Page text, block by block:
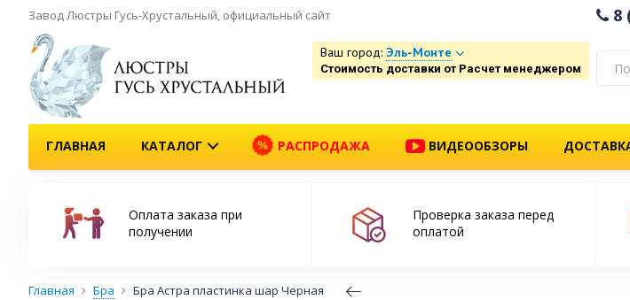
Завод Люстры Гусь-Хрустальный, официальный сайт 8
Ваш город: Эль-Монте
Стоимость доставки от Расчет менеджером
ГЛАВНАЯ КАТАЛОГ РАСПРОДАЖА ВИДЕООБЗОРЫ
Оплата заказа при
получении
Проверка заказа перед
оплатой
Главная Бра Бра Астра пластинка шар Черная